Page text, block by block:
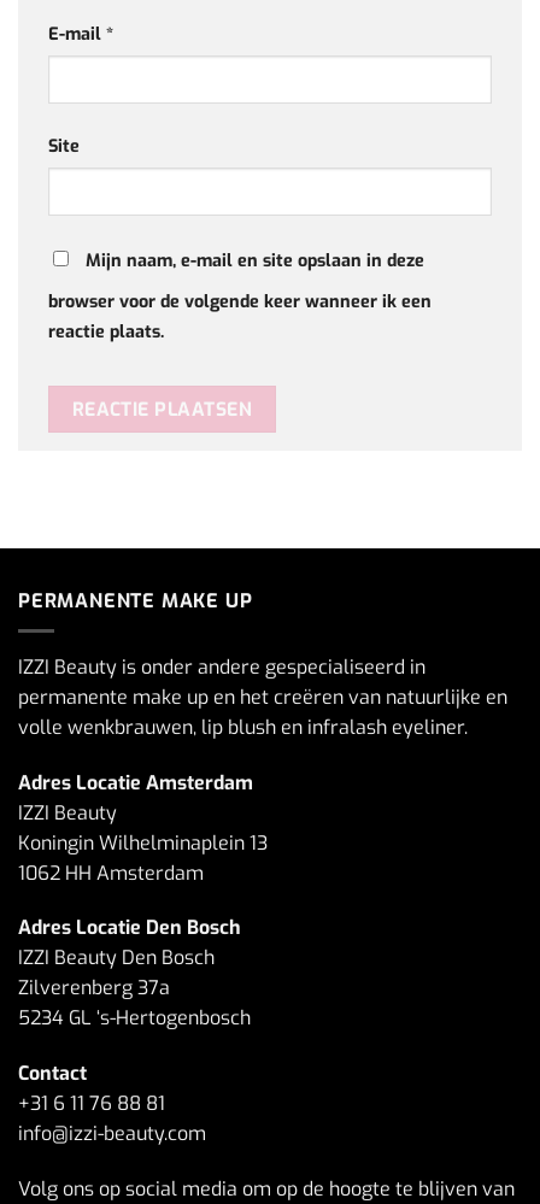
E-mail *
Site
Mijn naam, e-mail en site opslaan in deze
browser voor de volgende keer wanneer ik een
reactie plaats.
PERMANENTE MAKE UP
IZZI Beauty is onder andere gespecialiseerd in
permanente make up en het creëren van natuurlijke en
volle wenkbrauwen, lip blush en infralash eyeliner.
Adres Locatie Amsterdam
IZZI Beauty
Koningin Wilhelminaplein 13
1062 HH Amsterdam
Adres Locatie Den Bosch
IZZI Beauty Den Bosch
Zilverenberg 37a
5234 GL ‘s-Hertogenbosch
Contact
+31 6 11 76 88 81
info@izzi-beauty.com
Volg ons op social media om op de hoogte te blijven van